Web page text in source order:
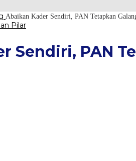
Abaikan Kader Sendiri, PAN Tetapkan
Pilar
Sendiri, PAN